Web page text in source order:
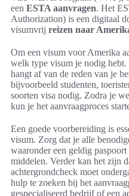
een ESTA aanvragen. Het
Authorization) is een digitaal
visumvrij reizen naar
Om een visum voor Amerika
welk type visum je nodig
hangt af van de reden van je
bijvoorbeeld studenten,
soorten visa nodig. Zodra je
kun je het aanvraagproces
Een goede voorbereiding is
visum. Zorg dat je alle
waaronder een geldig
middelen. Verder kan het zijn
achtergrondcheck moet
hulp te zoeken bij het
gespecialiseerd bedrijf of een